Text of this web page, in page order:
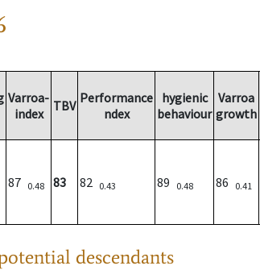
Varroa-
index
TBV Performance
ndex
hygienic
behaviour
Varroa
growth
87 0.48 83 82 0.43 89 0.48 86 0.41
descendants